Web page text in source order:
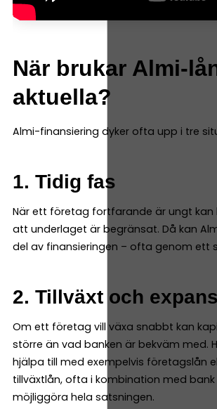
När brukar Almi-
aktuella?
Almi-finansiering dyker ofta upp i tre
1. Tidig fas
När ett företag fortfarande är ungt kan
att underlaget är begränsat. Då kan
del av finansieringen – ofta genom ett
2. Tillväxt och
Om ett företag vill växa snabbt kan
större än vad banken är bekväm med.
hjälpa till med exempelvis företagslån
tillväxtlån, ofta i kombination med
möjliggöra hela satsningen.